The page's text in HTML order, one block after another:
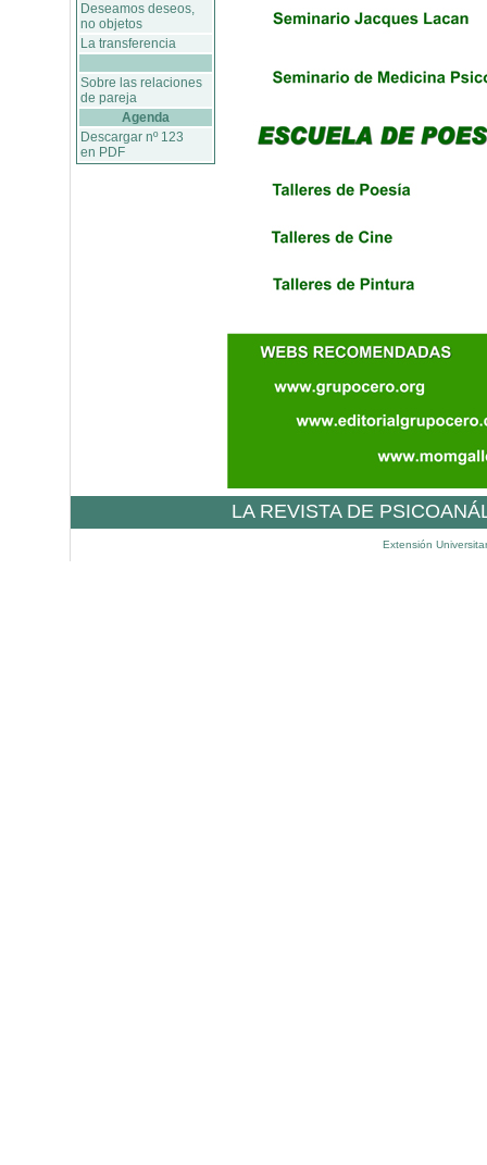
Deseamos deseos,
no objetos
La transferencia
Sobre las relaciones
de pareja
Agenda
Descargar nº 123
en PDF
LA REVISTA DE
Extensión